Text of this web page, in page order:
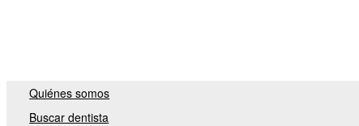
Quiénes somos
Buscar dentista